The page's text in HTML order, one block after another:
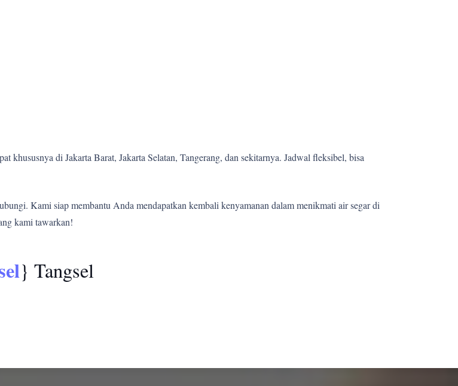
khususnya di Jakarta Barat, Jakarta Selatan, Tangerang, dan sekitarnya. Jadwal fleksibel, bisa
Kami siap membantu Anda mendapatkan kembali kenyamanan dalam menikmati air segar di
kami tawarkan!
} Tangsel